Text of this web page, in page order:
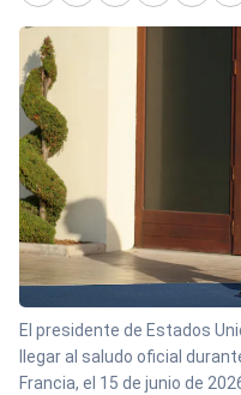
El presidente de Estados
llegar al saludo oficial
Francia, el 15 de junio de